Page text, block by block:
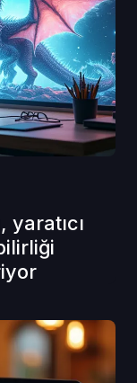
yaratıcı